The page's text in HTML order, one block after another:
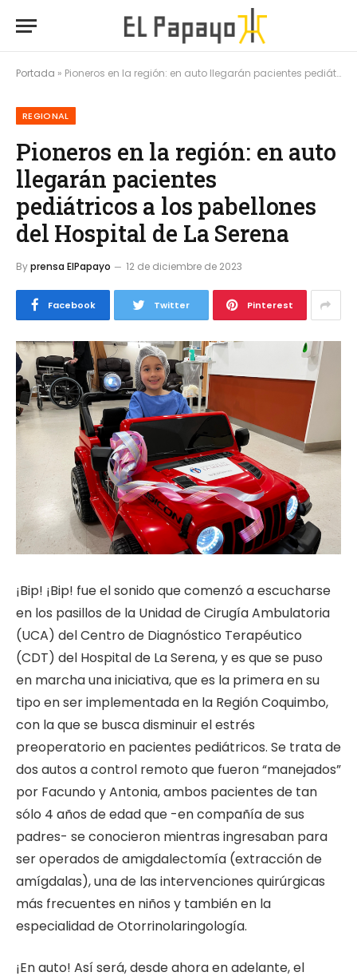
Portada » Pioneros en la región: en auto llegarán pacientes pediátricos a los pabellones del Hospital de La Serena
REGIONAL
Pioneros en la región: en auto
llegarán pacientes
pediátricos a los pabellones
del Hospital de La Serena
Byprensa ElPapayo 12 de diciembre de 2023
Facebook Twitter Pinterest
¡Bip! ¡Bip! fue el sonido que comenzó a escucharse
en los pasillos de la Unidad de Cirugía Ambulatoria
(UCA) del Centro de Diagnóstico Terapéutico
(CDT) del Hospital de La Serena, y es que se puso
en marcha una iniciativa, que es la primera en su
tipo en ser implementada en la Región Coquimbo,
con la que se busca disminuir el estrés
preoperatorio en pacientes pediátricos. Se trata de
dos autos a control remoto que fueron “manejados”
por Facundo y Antonia, ambos pacientes de tan
sólo 4 años de edad que -en compañía de sus
padres- se conocieron mientras ingresaban para
ser operados de amigdalectomía (extracción de
amígdalas), una de las intervenciones quirúrgicas
más frecuentes en niños y también en la
especialidad de Otorrinolaringología.
¡En auto! Así será, desde ahora en adelante, el